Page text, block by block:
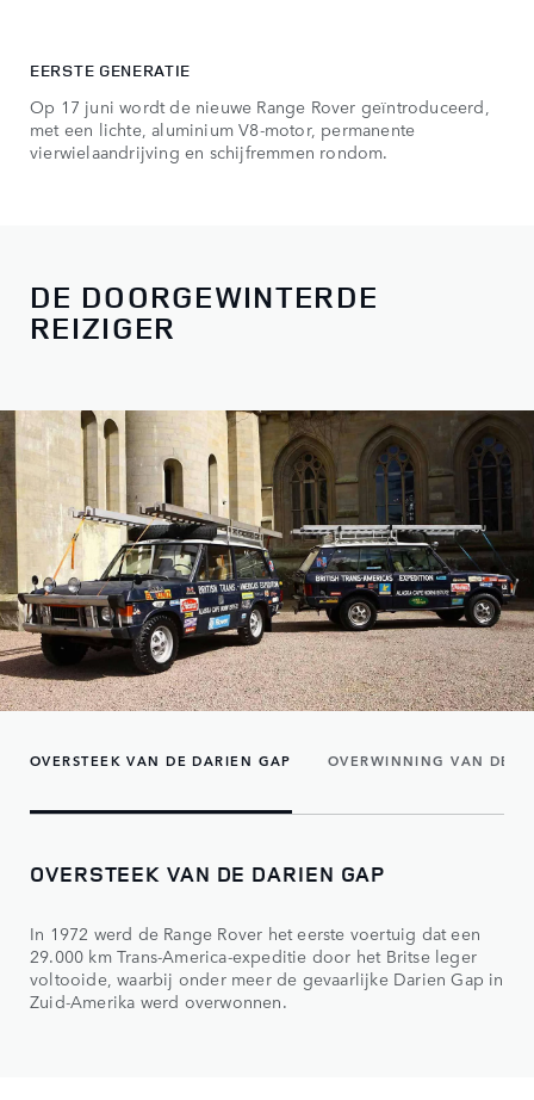
EERSTE GENERATIE
Op 17 juni wordt de nieuwe Range Rover geïntroduceerd,
met een lichte, aluminium V8-motor, permanente
vierwielaandrijving en schijfremmen rondom.
DE DOORGEWINTERDE
REIZIGER
OVERSTEEK VAN DE DARIEN GAP OVERWINNING VAN DE
OVERSTEEK VAN DE DARIEN GAP
In 1972 werd de Range Rover het eerste voertuig dat een
29.000 km Trans-America-expeditie door het Britse leger
voltooide, waarbij onder meer de gevaarlijke Darien Gap in
Zuid-Amerika werd overwonnen.